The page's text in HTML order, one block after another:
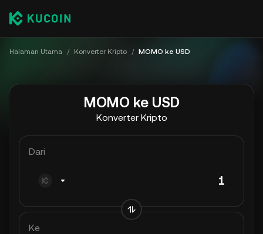
Halaman Utama / Konverter Kripto / MOMO ke USD
MOMO ke USD
Konverter Kripto
Dari
Ke